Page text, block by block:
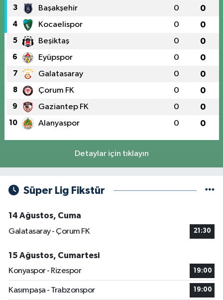
3 Başakşehir 0 0
4 Kocaelispor 0 0
5 Beşiktaş 0 0
6 Eyüpspor 0 0
7 Galatasaray 0 0
8 Çorum FK 0 0
9 Gaziantep FK 0 0
10 Alanyaspor 0 0
Detaylar için tıklayın
Süper Lig Fikstür
14 Ağustos, Cuma
Galatasaray - Çorum FK
21:30
15 Ağustos, Cumartesi
Konyaspor - Rizespor
19:00
Kasımpaşa - Trabzonspor 19:00